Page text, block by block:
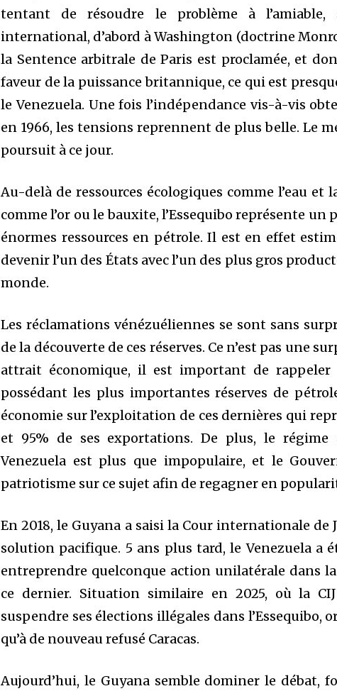
tentant de résoudre le problème à l’amiable,
international, d’abord à Washington (doctrine
la Sentence arbitrale de Paris est proclamée, et
faveur de la puissance britannique, ce qui est
le Venezuela. Une fois l’indépendance vis-à-vis
en 1966, les tensions reprennent de plus belle. Le
poursuit à ce jour.
Au-delà de ressources écologiques comme l’eau et
comme l’or ou le bauxite, l’Essequibo représente
énormes ressources en pétrole. Il est en effet
devenir l’un des États avec l’un des plus gros
monde.
Les réclamations vénézuéliennes se sont sans
de la découverte de ces réserves. Ce n’est pas une
attrait économique, il est important de rappeler
possédant les plus importantes réserves de
économie sur l’exploitation de ces dernières qui
et 95% de ses exportations. De plus, le régime
Venezuela est plus que impopulaire, et le
patriotisme sur ce sujet afin de regagner en
En 2018, le Guyana a saisi la Cour internationale de
solution pacifique. 5 ans plus tard, le Venezuela a
entreprendre quelconque action unilatérale dans
ce dernier. Situation similaire en 2025, où la
suspendre ses élections illégales dans l’Essequibo,
qu’à de nouveau refusé Caracas.
Aujourd’hui, le Guyana semble dominer le débat,